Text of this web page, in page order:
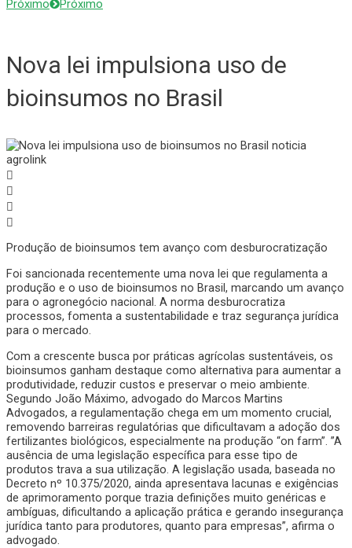
Próximo
Próximo
Nova lei impulsiona uso de
bioinsumos no Brasil
Produção de bioinsumos tem avanço com desburocratização
Foi sancionada recentemente uma nova lei que regulamenta a
produção e o uso de bioinsumos no Brasil, marcando um avanço
para o agronegócio nacional. A norma desburocratiza
processos, fomenta a sustentabilidade e traz segurança jurídica
para o mercado.
Com a crescente busca por práticas agrícolas sustentáveis, os
bioinsumos ganham destaque como alternativa para aumentar a
produtividade, reduzir custos e preservar o meio ambiente.
Segundo João Máximo, advogado do Marcos Martins
Advogados, a regulamentação chega em um momento crucial,
removendo barreiras regulatórias que dificultavam a adoção dos
fertilizantes biológicos, especialmente na produção “on farm”. ”A
ausência de uma legislação específica para esse tipo de
produtos trava a sua utilização. A legislação usada, baseada no
Decreto nº 10.375/2020, ainda apresentava lacunas e exigências
de aprimoramento porque trazia definições muito genéricas e
ambíguas, dificultando a aplicação prática e gerando insegurança
jurídica tanto para produtores, quanto para empresas”, afirma o
advogado.